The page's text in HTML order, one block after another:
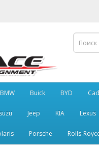
BMW Buick BYD
Jeep KIA Lexus
Porsche Rolls-